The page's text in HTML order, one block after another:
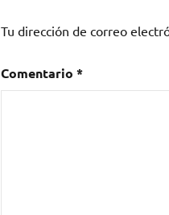
Tu dirección de correo
Comentario *